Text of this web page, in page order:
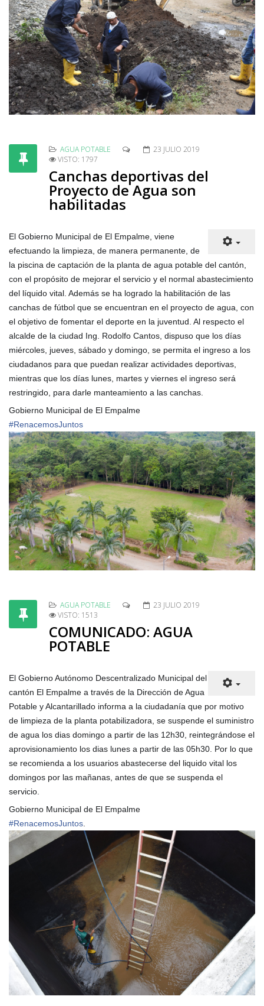
AGUA POTABLE
23 JULIO 2019
VISTO: 1797
Canchas deportivas del
Proyecto de Agua son
habilitadas
El Gobierno Municipal de El Empalme, viene
efectuando la limpieza, de manera permanente, de
la piscina de captación de la planta de agua potable del cantón,
con el propósito de mejorar el servicio y el normal abastecimiento
del líquido vital. Además se ha logrado la habilitación de las
canchas de fútbol que se encuentran en el proyecto de agua, con
el objetivo de fomentar el deporte en la juventud. Al respecto el
alcalde de la ciudad Ing. Rodolfo Cantos, dispuso que los días
miércoles, jueves, sábado y domingo, se permita el ingreso a los
ciudadanos para que puedan realizar actividades deportivas,
mientras que los días lunes, martes y viernes el ingreso será
restringido, para darle manteamiento a las canchas.
Gobierno Municipal de El Empalme
#RenacemosJuntos
AGUA POTABLE
23 JULIO 2019
VISTO: 1513
COMUNICADO: AGUA
POTABLE
El Gobierno Autónomo Descentralizado Municipal del
cantón El Empalme a través de la Dirección de Agua
Potable y Alcantarillado informa a la ciudadanía que por motivo
de limpieza de la planta potabilizadora, se suspende el suministro
de agua los dias domingo a partir de las 12h30, reintegrándose el
aprovisionamiento los dias lunes a partir de las 05h30. Por lo que
se recomienda a los usuarios abastecerse del liquido vital los
domingos por las mañanas, antes de que se suspenda el
servicio.
Gobierno Municipal de El Empalme
#RenacemosJuntos